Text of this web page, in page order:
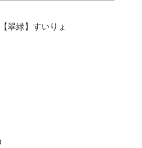
翠緑】すいりょ